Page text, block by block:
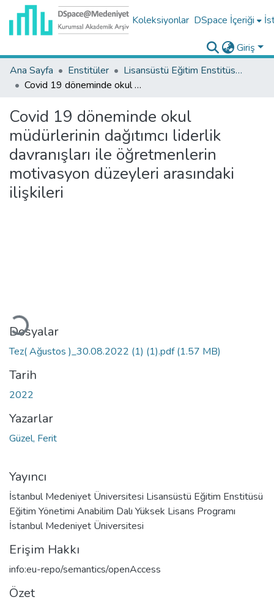
Koleksiyonlar DSpace İçeriği
Giriş
Ana Sayfa
Enstitüler
Lisansüstü Eğitim Enstitüsü Tez Koleksiyonu
Covid 19 döneminde okul müdürlerinin dağıtımcı liderlik davranışları ile öğretmenlerin motivasyon düzeyleri arasındaki ilişkileri
Covid 19 döneminde okul
müdürlerinin dağıtımcı liderlik
davranışları ile öğretmenlerin
motivasyon düzeyleri arasındaki
ilişkileri
Yükleniyor...
Dosyalar
Tez( Ağustos )_30.08.2022 (1) (1).pdf(1.57 MB)
Tarih
2022
Yazarlar
Güzel, Ferit
Yayıncı
İstanbul Medeniyet Üniversitesi Lisansüstü Eğitim Enstitüsü
Eğitim Yönetimi Anabilim Dalı Yüksek Lisans Programı
İstanbul Medeniyet Üniversitesi
Erişim Hakkı
info:eu-repo/semantics/openAccess
Özet